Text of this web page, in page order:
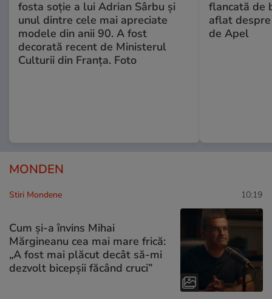
fosta soție a lui Adrian Sârbu și
unul dintre cele mai apreciate
modele din anii 90. A fost
decorată recent de Ministerul
Culturii din Franța. Foto
flancată de
aflat
de Apel
MONDEN
Stiri Mondene 10:19
Cum și-a învins Mihai
Mărgineanu cea mai mare frică:
„A fost mai plăcut decât să-mi
dezvolt bicepșii făcând cruci”